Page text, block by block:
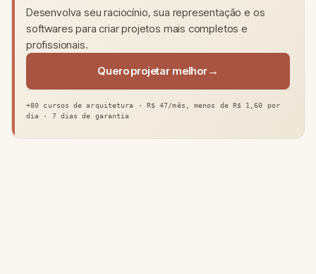
Desenvolva seu raciocínio, sua representação e os
softwares para criar projetos mais completos e
profissionais.
Quero projetar melhor
+80 cursos de arquitetura · R$ 47/mês, menos de R$ 1,60 por
dia · 7 dias de garantia